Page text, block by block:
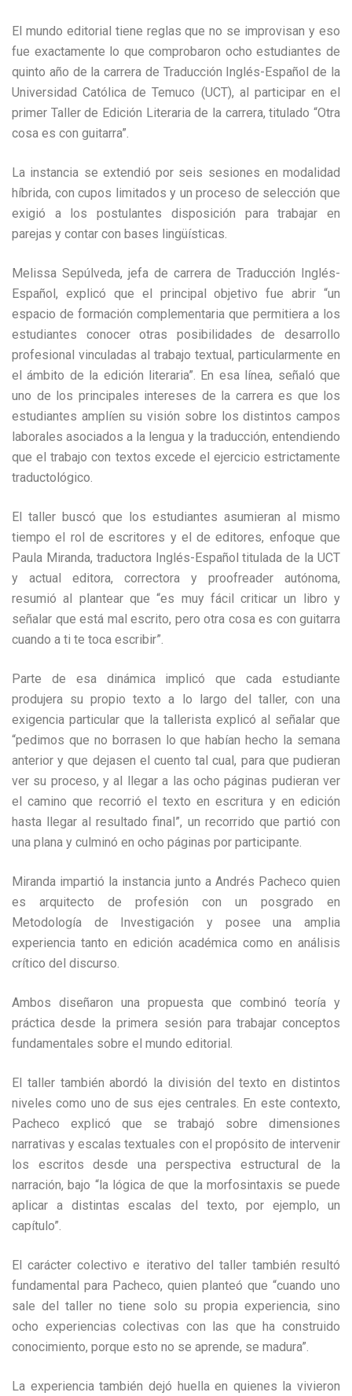
El mundo editorial tiene reglas que no se improvisan y eso
fue exactamente lo que comprobaron ocho estudiantes de
quinto año de la carrera de Traducción Inglés-Español de la
Universidad Católica de Temuco (UCT), al participar en el
primer Taller de Edición Literaria de la carrera, titulado “Otra
cosa es con guitarra”.
La instancia se extendió por seis sesiones en modalidad
híbrida, con cupos limitados y un proceso de selección que
exigió a los postulantes disposición para trabajar en
parejas y contar con bases lingüísticas.
Melissa Sepúlveda, jefa de carrera de Traducción Inglés-
Español, explicó que el principal objetivo fue abrir “un
espacio de formación complementaria que permitiera a los
estudiantes conocer otras posibilidades de desarrollo
profesional vinculadas al trabajo textual, particularmente en
el ámbito de la edición literaria”. En esa línea, señaló que
uno de los principales intereses de la carrera es que los
estudiantes amplíen su visión sobre los distintos campos
laborales asociados a la lengua y la traducción, entendiendo
que el trabajo con textos excede el ejercicio estrictamente
traductológico.
El taller buscó que los estudiantes asumieran al mismo
tiempo el rol de escritores y el de editores, enfoque que
Paula Miranda, traductora Inglés-Español titulada de la UCT
y actual editora, correctora y proofreader autónoma,
resumió al plantear que “es muy fácil criticar un libro y
señalar que está mal escrito, pero otra cosa es con guitarra
cuando a ti te toca escribir”.
Parte de esa dinámica implicó que cada estudiante
produjera su propio texto a lo largo del taller, con una
exigencia particular que la tallerista explicó al señalar que
“pedimos que no borrasen lo que habían hecho la semana
anterior y que dejasen el cuento tal cual, para que pudieran
ver su proceso, y al llegar a las ocho páginas pudieran ver
el camino que recorrió el texto en escritura y en edición
hasta llegar al resultado final”, un recorrido que partió con
una plana y culminó en ocho páginas por participante.
Miranda impartió la instancia junto a Andrés Pacheco quien
es arquitecto de profesión con un posgrado en
Metodología de Investigación y posee una amplia
experiencia tanto en edición académica como en análisis
crítico del discurso.
Ambos diseñaron una propuesta que combinó teoría y
práctica desde la primera sesión para trabajar conceptos
fundamentales sobre el mundo editorial.
El taller también abordó la división del texto en distintos
niveles como uno de sus ejes centrales. En este contexto,
Pacheco explicó que se trabajó sobre dimensiones
narrativas y escalas textuales con el propósito de intervenir
los escritos desde una perspectiva estructural de la
narración, bajo “la lógica de que la morfosintaxis se puede
aplicar a distintas escalas del texto, por ejemplo, un
capítulo”.
El carácter colectivo e iterativo del taller también resultó
fundamental para Pacheco, quien planteó que “cuando uno
sale del taller no tiene solo su propia experiencia, sino
ocho experiencias colectivas con las que ha construido
conocimiento, porque esto no se aprende, se madura”.
La experiencia también dejó huella en quienes la vivieron